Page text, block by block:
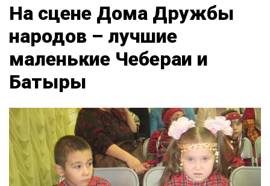
На сцене Дома Дружбы
народов – лучшие
маленькие Чебераи и
Батыры